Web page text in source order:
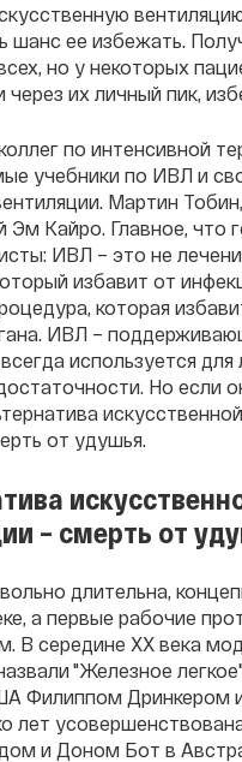
шанс ее избежать.
но у некоторых
через их личный пик,
по интенсивной
учебники по ИВЛ и
Мартин
Кайро. Главное, что
ИВЛ – это не
избавит от
которая
ИВЛ –
используется для
Но если
искусственной
от удушья.
– смерть от
длительна,
а первые рабочие
В середине ХХ века
"Железное
Филиппом Дринкером
лет
и Доном Бот в